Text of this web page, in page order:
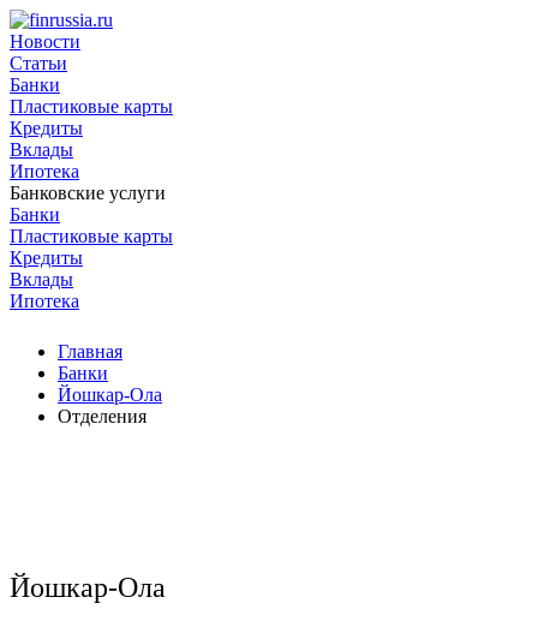
Новости
Статьи
Банки
Пластиковые карты
Кредиты
Вклады
Ипотека
Банковские услуги
Банки
Пластиковые карты
Кредиты
Вклады
Ипотека
Главная
Банки
Йошкар-Ола
Отделения
Йошкар-Ола